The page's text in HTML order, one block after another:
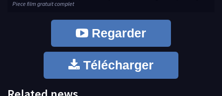
Piece film gratuit complet
Regarder
Télécharger